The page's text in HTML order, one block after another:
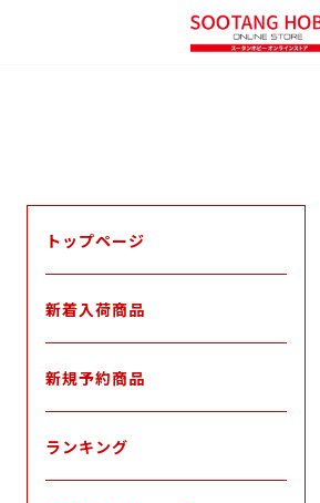
トップページ
新着入荷商品
新規予約商品
ランキング